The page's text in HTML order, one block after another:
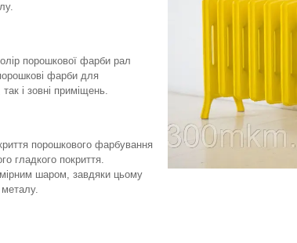
порошкової фарби рал
фарби для
і зовні приміщень.
порошкового фарбування
гладкого покриття.
шаром, завдяки цьому